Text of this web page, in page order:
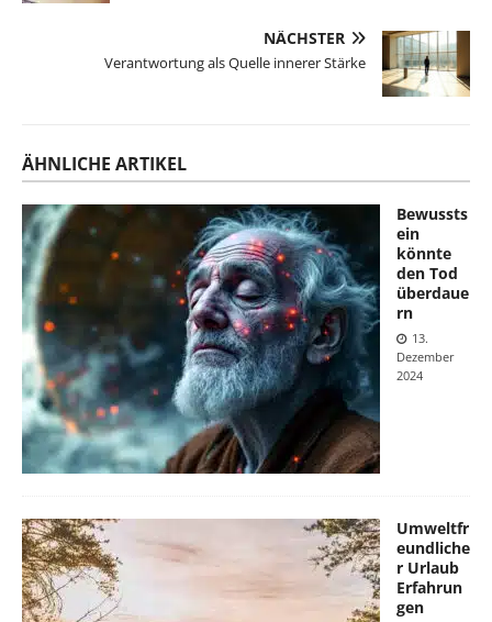
NÄCHSTER
Verantwortung als Quelle innerer Stärke
ÄHNLICHE ARTIKEL
Bewussts
ein
könnte
den Tod
überdaue
rn
13.
Dezember
2024
Umweltfr
eundliche
r Urlaub
Erfahrun
gen